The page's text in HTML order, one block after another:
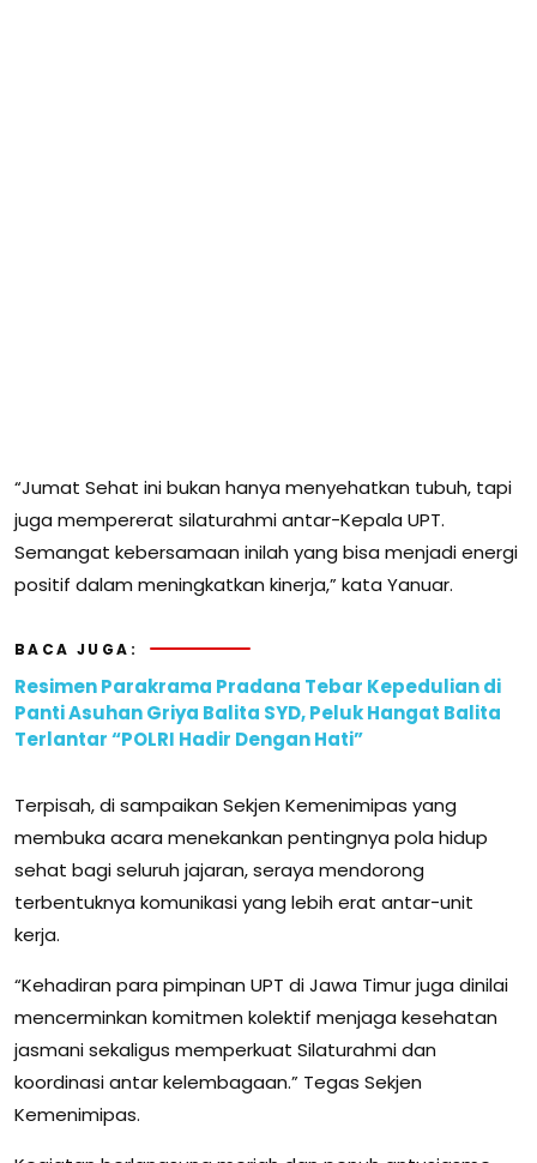
“Jumat Sehat ini bukan hanya menyehatkan tubuh, tapi
juga mempererat silaturahmi antar-Kepala UPT.
Semangat kebersamaan inilah yang bisa menjadi energi
positif dalam meningkatkan kinerja,” kata Yanuar.
BACA JUGA:
Resimen Parakrama Pradana Tebar Kepedulian di
Panti Asuhan Griya Balita SYD, Peluk Hangat Balita
Terlantar “POLRI Hadir Dengan Hati”
Terpisah, di sampaikan Sekjen Kemenimipas yang
membuka acara menekankan pentingnya pola hidup
sehat bagi seluruh jajaran, seraya mendorong
terbentuknya komunikasi yang lebih erat antar-unit
kerja.
“Kehadiran para pimpinan UPT di Jawa Timur juga dinilai
mencerminkan komitmen kolektif menjaga kesehatan
jasmani sekaligus memperkuat Silaturahmi dan
koordinasi antar kelembagaan.” Tegas Sekjen
Kemenimipas.